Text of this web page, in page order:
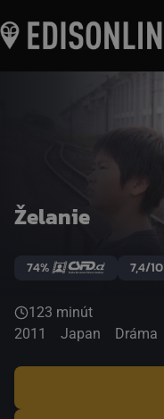
Želanie
74% 7,4/10
123 minút
2011
Japan Dráma